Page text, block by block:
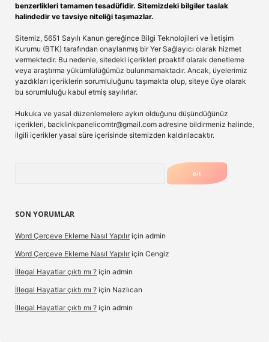
benzerlikleri tamamen tesadüfidir. Sitemizdeki bilgiler taslak
halindedir ve tavsiye niteliği taşımazlar.
Sitemiz, 5651 Sayılı Kanun gereğince Bilgi Teknolojileri ve İletişim
Kurumu (BTK) tarafından onaylanmış bir Yer Sağlayıcı olarak hizmet
vermektedir. Bu nedenle, sitedeki içerikleri proaktif olarak denetleme
veya araştırma yükümlülüğümüz bulunmamaktadır. Ancak, üyelerimiz
yazdıkları içeriklerin sorumluluğunu taşımakta olup, siteye üye olarak
bu sorumluluğu kabul etmiş sayılırlar.
Hukuka ve yasal düzenlemelere aykırı olduğunu düşündüğünüz
içerikleri, backlinkpanelicomtr@gmail.com adresine bildirmeniz halinde,
ilgili içerikler yasal süre içerisinde sitemizden kaldırılacaktır.
SON YORUMLAR
Word Çerçeve Ekleme Nasıl Yapılır için admin
Word Çerçeve Ekleme Nasıl Yapılır için Cengiz
İllegal Hayatlar çıktı mı ? için admin
İllegal Hayatlar çıktı mı ? için Nazlıcan
İllegal Hayatlar çıktı mı ? için admin